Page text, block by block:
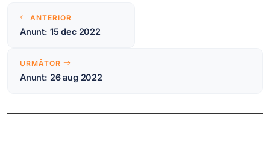
Navigare
în
ANTERIOR
Anunt: 15 dec 2022
URMĂTOR
Anunt: 26 aug 2022